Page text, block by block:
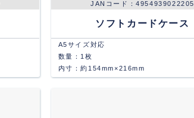
4954939022205
ソフトカードケース
A5サイズ対応
数量：1枚
内寸：約154mm×216mm